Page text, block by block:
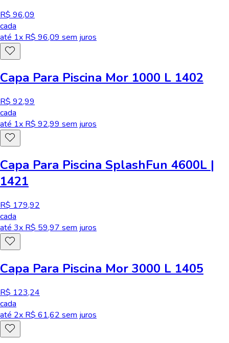
R$ 96,09
cada
até 1x R$ 96,09 sem juros
Capa Para Piscina Mor 1000 L 1402
R$ 92,99
cada
até 1x R$ 92,99 sem juros
Capa Para Piscina SplashFun 4600L |
1421
R$ 179,92
cada
até 3x R$ 59,97 sem juros
Capa Para Piscina Mor 3000 L 1405
R$ 123,24
cada
até 2x R$ 61,62 sem juros